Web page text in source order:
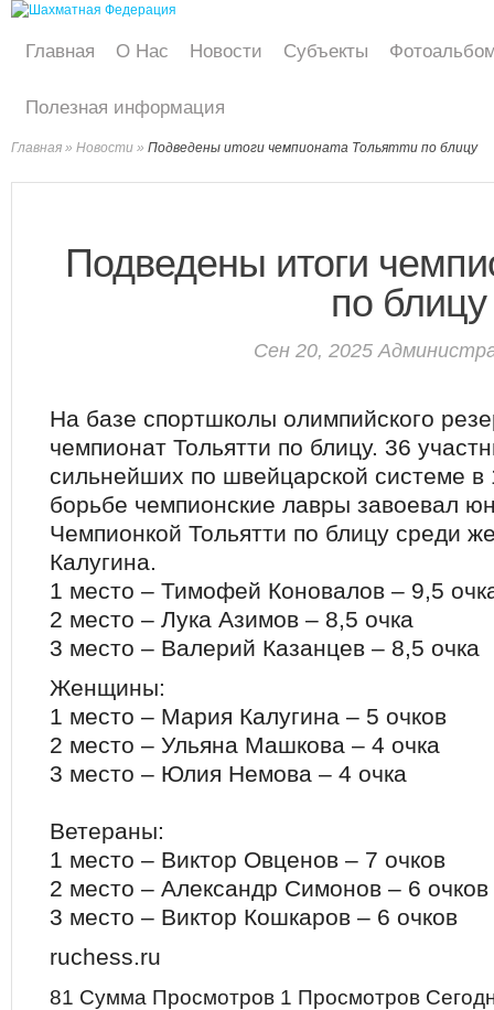
Главная О Нас Новости Субъекты
Полезная информация
Главная » Новости » Подведены итоги чемпионата Тольятти по блицу
Подведены итоги
по блицу
Сен 20, 2025
На базе спортшколы олимпийского
чемпионат Тольятти по блицу. 36
сильнейших по швейцарской системе
борьбе чемпионские лавры завоевал
Чемпионкой Тольятти по блицу среди
Калугина.
1 место – Тимофей Коновалов – 9,5
2 место – Лука Азимов – 8,5 очка
3 место – Валерий Казанцев – 8,5 очка
Женщины:
1 место – Мария Калугина – 5 очков
2 место – Ульяна Машкова – 4 очка
3 место – Юлия Немова – 4 очка
Ветераны:
1 место – Виктор Овценов – 7 очков
2 место – Александр Симонов – 6 очков
3 место – Виктор Кошкаров – 6 очков
ruchess.ru
81 Сумма Просмотров 1 Просмотров